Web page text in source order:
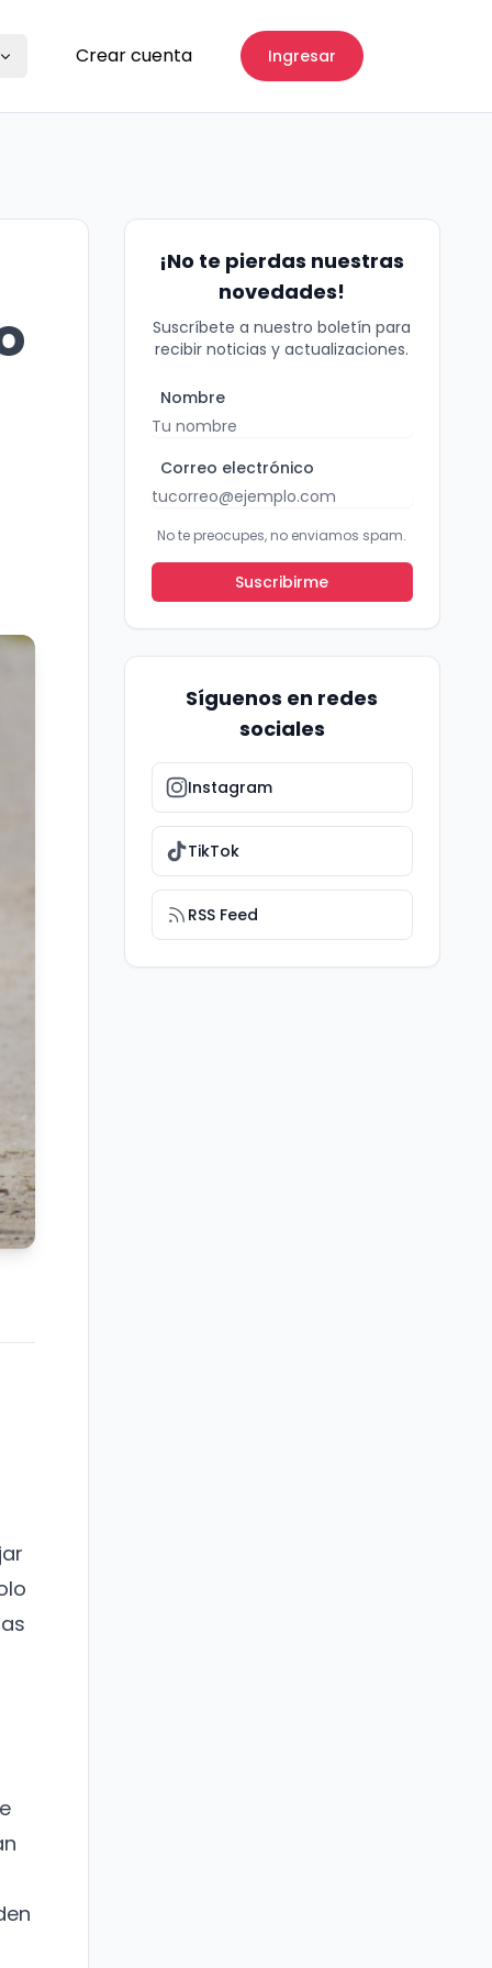
Crear cuenta Ingresar
¡No te pierdas nuestras
novedades!
Suscríbete a nuestro boletín para
recibir noticias y actualizaciones.
Nombre
Correo electrónico
No te preocupes, no enviamos spam.
Suscribirme
Síguenos en redes
sociales
Instagram
TikTok
RSS Feed